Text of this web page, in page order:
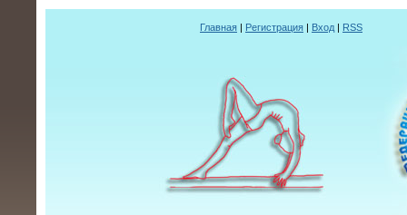
Главная | Регистрация | Вход | RSS